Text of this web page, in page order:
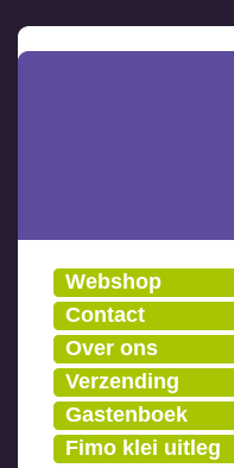
Webshop
Contact
Over ons
Verzending
Gastenboek
Fimo klei uitleg